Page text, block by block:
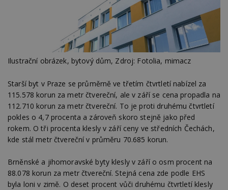
Ilustrační obrázek, bytový dům, Zdroj: Fotolia, mimacz
Starší byt v Praze se průměrně ve třetím čtvrtletí nabízel za
115.578 korun za metr čtvereční, ale v září se cena propadla na
112.710 korun za metr čtvereční. To je proti druhému čtvrtletí
pokles o 4,7 procenta a zároveň skoro stejně jako před
rokem. O tři procenta klesly v září ceny ve středních Čechách,
kde stál metr čtvereční v průměru 70.685 korun.
Brněnské a jihomoravské byty klesly v září o osm procent na
88.078 korun za metr čtvereční. Stejná cena zde podle EHS
byla loni v zimě. O deset procent vůči druhému čtvrtletí klesly